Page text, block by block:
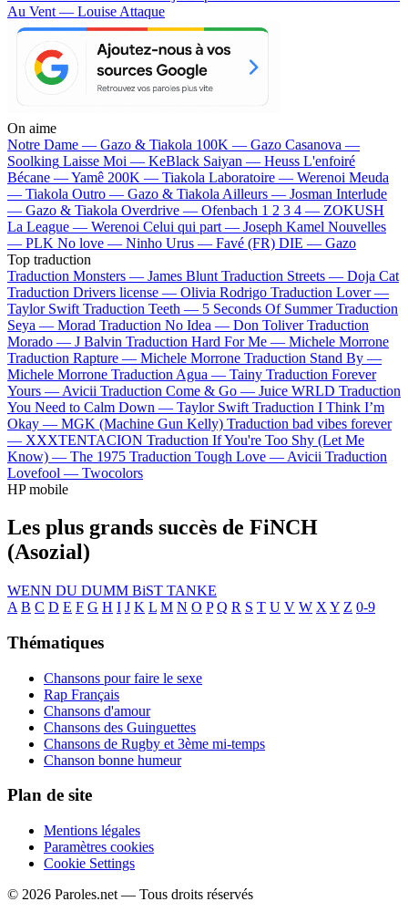
Au Vent — Louise Attaque
On aime
Notre Dame — Gazo & Tiakola 100K — Gazo Casanova —
Soolking Laisse Moi — KeBlack Saiyan — Heuss L'enfoiré
Bécane —Yamê 200K — Tiakola Laboratoire — Werenoi Meuda
— Tiakola Outro — Gazo & Tiakola Ailleurs — Josman Interlude
— Gazo & Tiakola Overdrive — Ofenbach 1 2 3 4 — ZOKUSH
La League — Werenoi Celui qui part — Joseph Kamel Nouvelles
— PLK No love — Ninho Urus — Favé (FR) DIE — Gazo
Top traduction
Traduction Monsters — James Blunt Traduction Streets — Doja Cat
Traduction Drivers license — Olivia Rodrigo Traduction Lover —
Taylor Swift Traduction Teeth — 5 Seconds Of Summer Traduction
Seya — Morad Traduction No Idea — Don Toliver Traduction
Morado — J Balvin Traduction Hard For Me — Michele Morrone
Traduction Rapture — Michele Morrone Traduction Stand By —
Michele Morrone Traduction Agua — Tainy Traduction Forever
Yours — Avicii Traduction Come & Go — Juice WRLD Traduction
You Need to Calm Down — Taylor Swift Traduction I Think I’m
Okay — MGK (Machine Gun Kelly) Traduction bad vibes forever
— XXXTENTACION Traduction If You're Too Shy (Let Me
Know) — The 1975 Traduction Tough Love — Avicii Traduction
Lovefool — Twocolors
HP mobile
Les plus grands succès de FiNCH
(Asozial)
WENN DU DUMM BiST TANKE
A B C D E F G H I J K L M N O P Q R S T U V W X Y Z 0-9
Thématiques
Chansons pour faire le sexe
Rap Français
Chansons d'amour
Chansons des Guinguettes
Chansons de Rugby et 3ème mi-temps
Chanson bonne humeur
Plan de site
Mentions légales
Paramètres cookies
Cookie Settings
© 2026 Paroles.net — Tous droits réservés